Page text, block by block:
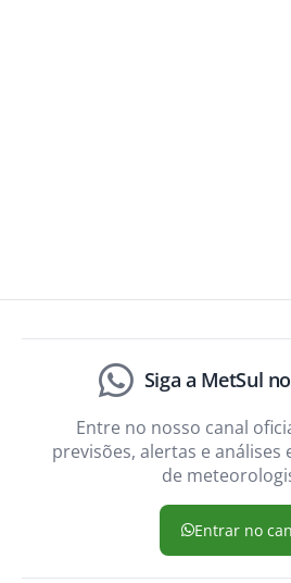
Siga a MetSul
Entre no nosso canal
previsões, alertas e análises
de
Entrar no